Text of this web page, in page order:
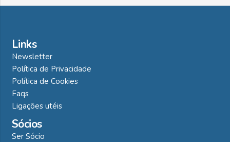
Links
Newsletter
Política de Privacidade
Política de Cookies
Faqs
Ligações utéis
Sócios
Ser Sócio